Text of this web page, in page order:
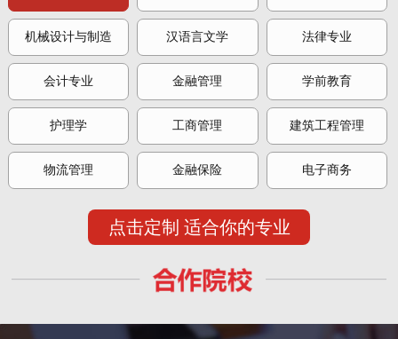
机械设计与制造 汉语言文学 法律专业
会计专业 金融管理 学前教育
护理学 工商管理 建筑工程管理
物流管理 金融保险 电子商务
点击定制 适合你的专业